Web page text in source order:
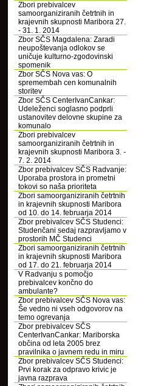
Zbori prebivalcev
samoorganiziranih četrtnih in
krajevnih skupnosti Maribora 27.
- 31. 1. 2014
Zbor SČS Magdalena: Zaradi
neupoštevanja odlokov se
uničuje kulturno-zgodovinski
spomenik
Zbor SČS Nova vas: O
spremembah cen komunalnih
storitev
Zbor SČS CenterIvanCankar:
Udeleženci soglasno podprli
ustanovitev delovne skupine za
komunalo
Zbori prebivalcev
samoorganiziranih četrtnih in
krajevnih skupnosti Maribora 3. -
7. 2. 2014
Zbor prebivalcev SČS Radvanje:
Uporaba prostora in prometni
tokovi so naša prioriteta
Zbori samoorganiziranih četrtnih
in krajevnih skupnosti Maribora
od 10. do 14. februarja 2014
Zbor prebivalcev SČS Studenci:
Studenčani sedaj razpravljamo v
prostorih MČ Studenci
Zbori samoorganiziranih četrtnih
in krajevnih skupnosti Maribora
od 17. do 21. februarja 2014
V Radvanju s pomočjo
prebivalcev končno do
ambulante?
Zbor prebivalcev SČS Nova vas:
Še vedno ni vseh odgovorov na
temo ogrevanja
Zbor prebivalcev SČS
CenterIvanCankar: Mariborska
občina od leta 2005 brez
pravilnika o javnem redu in miru
Zbor prebivalcev SČS Studenci:
Prvi korak za odpravo krivic je
javna razprava